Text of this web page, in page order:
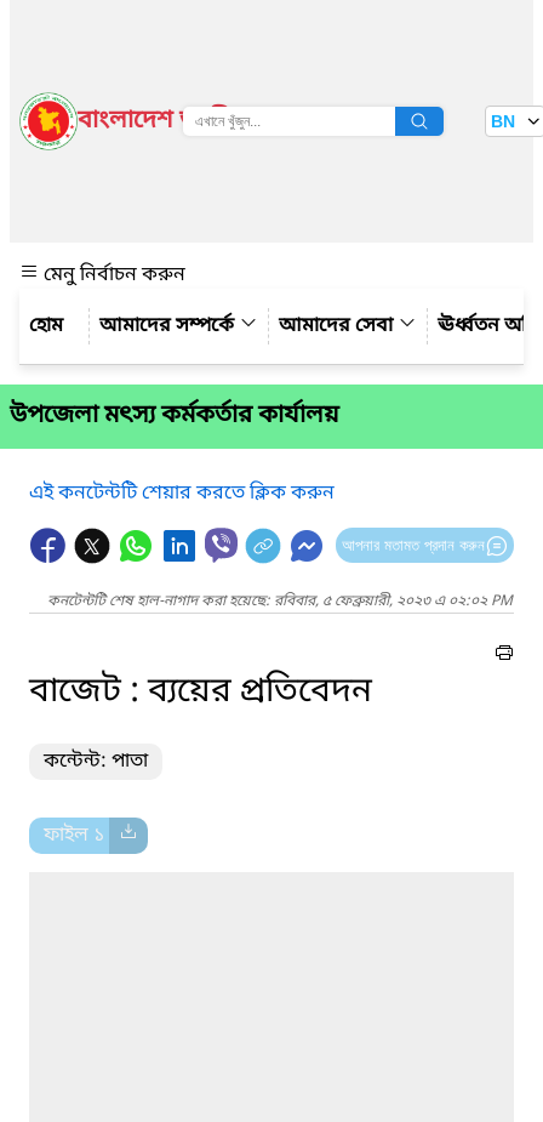
বাংলাদেশ জাতীয় তথ্য বাতায়ন BN
মেনু নির্বাচন করুন
আমাদের সম্পর্কে
আমাদের সেবা ঊর্ধ্বতন
উপজেলা মৎস্য কর্মকর্তার কার্যালয়
এই কনটেন্টটি শেয়ার করতে ক্লিক করুন
আপনার মতামত প্রদান করুন
কনটেন্টটি শেষ হাল-নাগাদ করা হয়েছে: রবিবার, ৫ ফেব্রুয়ারী, ২০২৩ এ ০২:০২ PM
বাজেট : ব্যয়ের প্রতিবেদন
কন্টেন্ট: পাতা
ফাইল ১